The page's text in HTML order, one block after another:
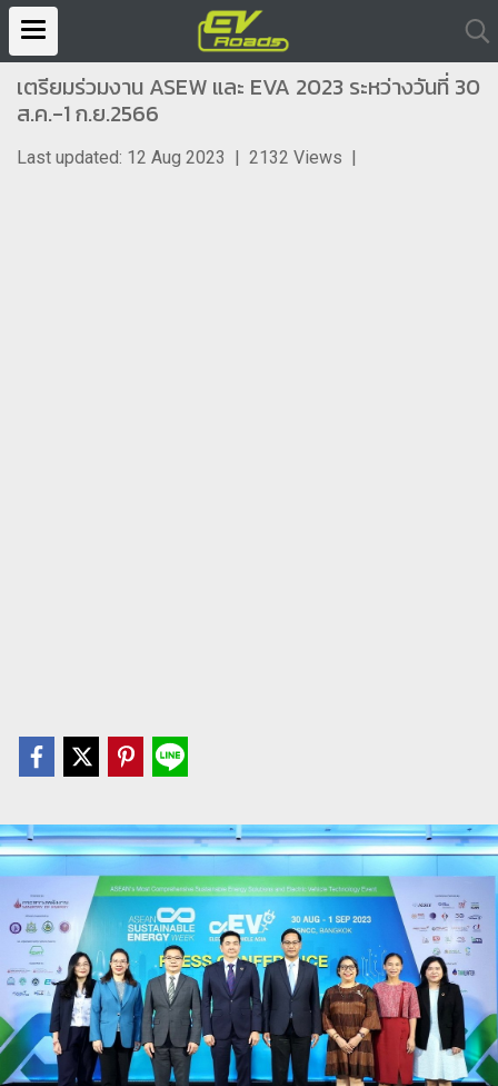
เตรียมร่วมงาน ASEW และ EVA 2023 ระหว่างวันที่ 30
ส.ค.-1 ก.ย.2566
Last updated: 12 Aug 2023 | 2132 Views |